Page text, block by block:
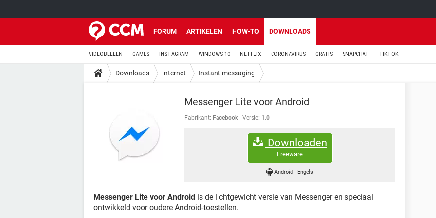
FORUM ARTIKELEN HOW-TO DOWNLOADS
VIDEOBELLEN GAMES INSTAGRAM WINDOWS 10 NETFLIX CORONAVIRUS GRATIS SNAPCHAT TIKTOK
Downloads Internet Instant messaging
Messenger Lite voor Android
Fabrikant: Facebook Versie: 1.0
Downloaden
Freeware
Android- Engels
Messenger Lite voor Android is de lichtgewicht versie van Messenger en speciaal
ontwikkeld voor oudere Android-toestellen.